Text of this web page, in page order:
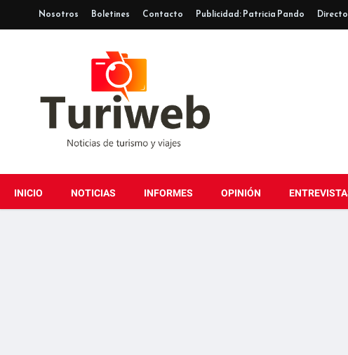
Nosotros Boletines Contacto Publicidad: Patricia Pando
INICIO NOTICIAS INFORMES OPINIÓN